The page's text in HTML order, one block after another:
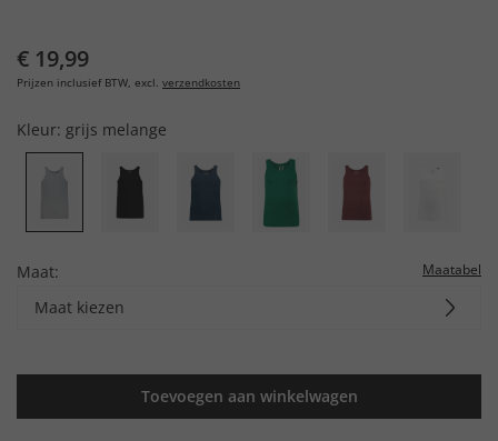
€ 19,99
Prijzen inclusief BTW, excl. verzendkosten
Kleur: grijs melange
Maat: Maatabel
Maat kiezen
Toevoegen aan winkelwagen